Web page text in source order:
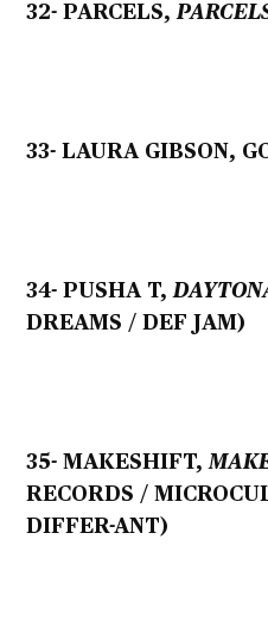
32- PARCELS,
33- LAURA GIBSON,
34- PUSHA T,
DREAMS / DEF JAM)
35- MAKESHIFT,
RECORDS /
DIFFER-ANT)